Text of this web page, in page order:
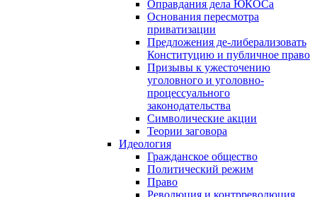
Оправдания дела ЮКОСа
Основания пересмотра
приватизации
Предложения де-либерализовать
Конституцию и публичное право
Призывы к ужесточению
уголовного и уголовно-
процессуального
законодательства
Символические акции
Теории заговора
Идеология
Гражданское общество
Политический режим
Право
Революция и контрреволюция